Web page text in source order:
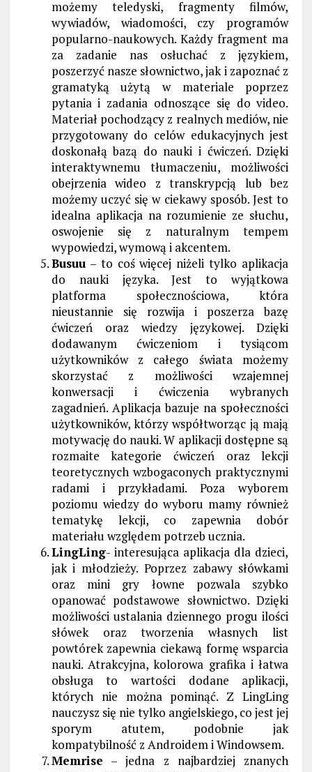
możemy teledyski, fragmenty filmów,
wywiadów, wiadomości, czy programów
popularno-naukowych. Każdy fragment ma
za zadanie nas osłuchać z językiem,
poszerzyć nasze słownictwo, jak i zapoznać z
gramatyką użytą w materiale poprzez
pytania i zadania odnoszące się do video.
Materiał pochodzący z realnych mediów, nie
przygotowany do celów edukacyjnych jest
doskonałą bazą do nauki i ćwiczeń. Dzięki
interaktywnemu tłumaczeniu, możliwości
obejrzenia wideo z transkrypcją lub bez
możemy uczyć się w ciekawy sposób. Jest to
idealna aplikacja na rozumienie ze słuchu,
oswojenie się z naturalnym tempem
wypowiedzi, wymową i akcentem.
Busuu– to coś więcej niżeli tylko aplikacja
do nauki języka. Jest to wyjątkowa
platforma społecznościowa, która
nieustannie się rozwija i poszerza bazę
ćwiczeń oraz wiedzy językowej. Dzięki
dodawanym ćwiczeniom i tysiącom
użytkowników z całego świata możemy
skorzystać z możliwości wzajemnej
konwersacji i ćwiczenia wybranych
zagadnień. Aplikacja bazuje na społeczności
użytkowników, którzy współtworząc ją mają
motywację do nauki. W aplikacji dostępne są
rozmaite kategorie ćwiczeń oraz lekcji
teoretycznych wzbogaconych praktycznymi
radami i przykładami. Poza wyborem
poziomu wiedzy do wyboru mamy również
tematykę lekcji, co zapewnia dobór
materiału względem potrzeb ucznia.
LingLing- interesująca aplikacja dla dzieci,
jak i młodzieży. Poprzez zabawy słówkami
oraz mini gry łowne pozwala szybko
opanować podstawowe słownictwo. Dzięki
możliwości ustalania dziennego progu ilości
słówek oraz tworzenia własnych list
powtórek zapewnia ciekawą formę wsparcia
nauki. Atrakcyjna, kolorowa grafika i łatwa
obsługa to wartości dodane aplikacji,
których nie można pominąć. Z LingLing
nauczysz się nie tylko angielskiego, co jest jej
sporym atutem, podobnie jak
kompatybilność z Androidem i Windowsem.
Memrise – jedna z najbardziej znanych